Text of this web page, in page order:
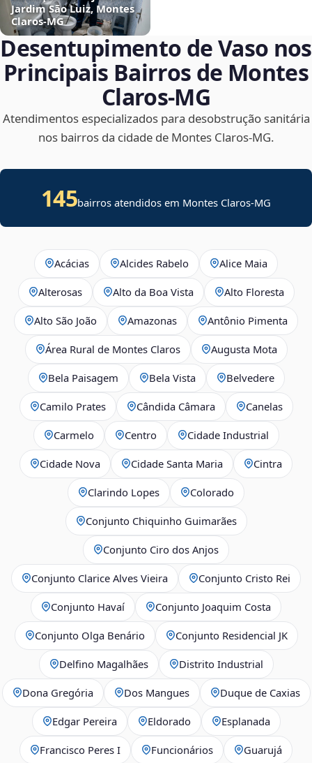
Jardim São Luiz, Montes
Claros‑MG
Desentupimento de Vaso nos
Principais Bairros de Montes
Claros‑MG
Atendimentos especializados para desobstrução sanitária
nos bairros da cidade de Montes Claros‑MG.
145bairros atendidos em Montes Claros-MG
Acácias Alcides Rabelo Alice Maia
Alterosas Alto da Boa Vista Alto Floresta
Alto São João Amazonas Antônio Pimenta
Área Rural de Montes Claros Augusta Mota
Bela Paisagem Bela Vista Belvedere
Camilo Prates Cândida Câmara Canelas
Carmelo Centro Cidade Industrial
Cidade Nova Cidade Santa Maria Cintra
Clarindo Lopes Colorado
Conjunto Chiquinho Guimarães
Conjunto Ciro dos Anjos
Conjunto Clarice Alves Vieira Conjunto Cristo Rei
Conjunto Havaí Conjunto Joaquim Costa
Conjunto Olga Benário Conjunto Residencial JK
Delfino Magalhães Distrito Industrial
Dona Gregória Dos Mangues Duque de Caxias
Edgar Pereira Eldorado Esplanada
Francisco Peres I Funcionários Guarujá